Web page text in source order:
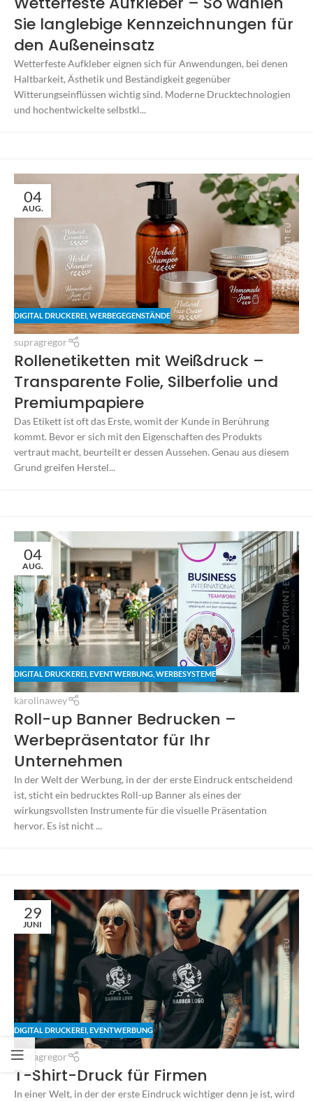
Sie langlebige Kennzeichnungen für
den Außeneinsatz
Wetterfeste Aufkleber eignen sich für Anwendungen, bei denen
Haltbarkeit, Ästhetik und Beständigkeit gegenüber
Witterungseinflüssen wichtig sind. Moderne Drucktechnologien
und hochentwickelte selbstkl...
04
AUG.
DIGITAL DRUCKEREI WERBEGEGENSTÄNDE
supragregor
Rollenetiketten mit Weißdruck –
Transparente Folie, Silberfolie und
Premiumpapiere
Das Etikett ist oft das Erste, womit der Kunde in Berührung
kommt. Bevor er sich mit den Eigenschaften des Produkts
vertraut macht, beurteilt er dessen Aussehen. Genau aus diesem
Grund greifen Herstel...
04
AUG.
DIGITAL DRUCKEREI EVENTWERBUNG WERBESYSTEME
karolinawey
Roll-up Banner Bedrucken –
Werbepräsentator für Ihr
Unternehmen
In der Welt der Werbung, in der der erste Eindruck entscheidend
ist, sticht ein bedrucktes Roll-up Banner als eines der
wirkungsvollsten Instrumente für die visuelle Präsentation
hervor. Es ist nicht ...
29
JUNI
DIGITAL DRUCKEREI EVENTWERBUNG
supragregor
T-Shirt-Druck für Firmen
In einer Welt, in der der erste Eindruck wichtiger denn je ist, wird